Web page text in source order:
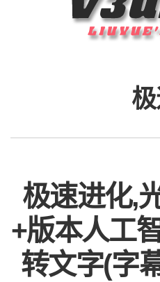
极速进化,
+版本人工
转文字(字